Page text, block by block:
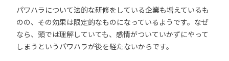
パワハラについて法的な研修をしている企業も増えているも
のの、その効果は限定的なものになっているようです。なぜ
なら、頭では理解していても、感情がついていかずにやって
しまうというパワハラが後を経たないからです。